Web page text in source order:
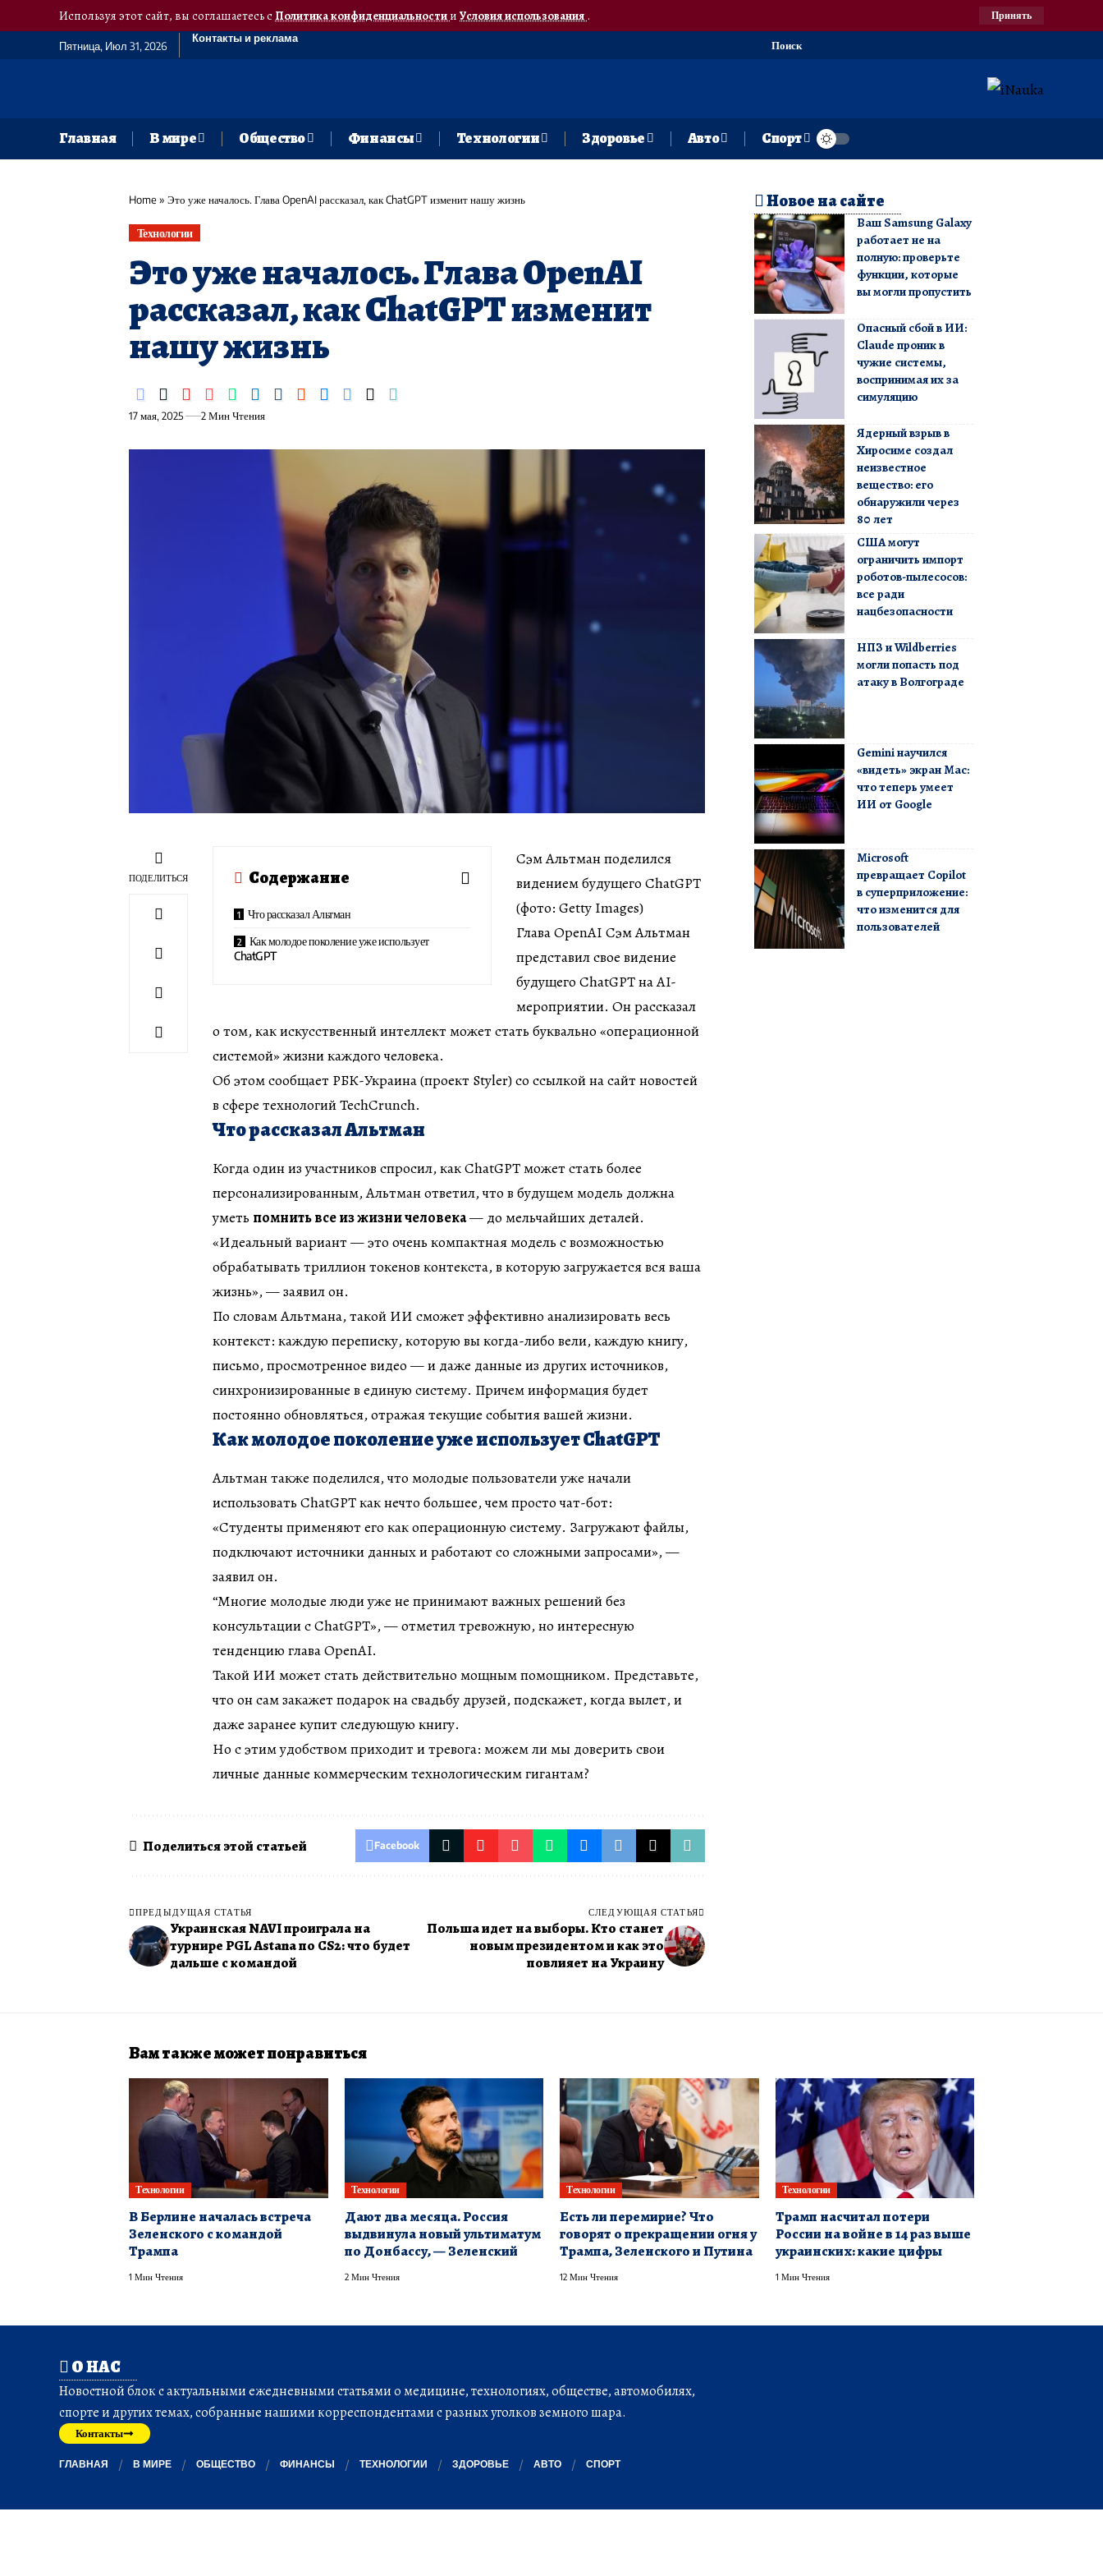
Используя этот сайт, вы соглашаетесь сПолитика конфиденциальностии Условия использования. Принять
Пятница, Июл 31, 2026
Контакты и реклама
Поиск
Главная В мире Общество Финансы Технологии Здоровье Авто Спорт
Home» Это уже началось. Глава OpenAI рассказал, как ChatGPT изменит нашу жизнь
Технологии
Это уже началось. Глава OpenAI
рассказал, как ChatGPT изменит
нашу жизнь
17 мая, 2025 2 Мин Чтения
ПОДЕЛИТЬСЯ Содержание
Что рассказал Альтман
Как молодое поколение уже использует
ChatGPT
Сэм Альтман поделился
видением будущего ChatGPT
(фото: Getty Images)
Глава OpenAI Сэм Альтман
представил свое видение
будущего ChatGPT на AI-
мероприятии. Он рассказал
о том, как искусственный интеллект может стать буквально «операционной
системой» жизни каждого человека.
Об этом сообщает РБК-Украина (проект Styler) со ссылкой на сайт новостей
в сфере технологий TechCrunch.
Что рассказал Альтман
Когда один из участников спросил, как ChatGPT может стать более
персонализированным, Альтман ответил, что в будущем модель должна
уметь помнить все из жизни человека— до мельчайших деталей.
«Идеальный вариант — это очень компактная модель с возможностью
обрабатывать триллион токенов контекста, в которую загружается вся ваша
жизнь», — заявил он.
По словам Альтмана, такой ИИ сможет эффективно анализировать весь
контекст: каждую переписку, которую вы когда-либо вели, каждую книгу,
письмо, просмотренное видео — и даже данные из других источников,
синхронизированные в единую систему. Причем информация будет
постоянно обновляться, отражая текущие события вашей жизни.
Как молодое поколение уже использует ChatGPT
Альтман также поделился, что молодые пользователи уже начали
использовать ChatGPT как нечто большее, чем просто чат-бот:
«Студенты применяют его как операционную систему. Загружают файлы,
подключают источники данных и работают со сложными запросами», —
заявил он.
“Многие молодые люди уже не принимают важных решений без
консультации с ChatGPT», — отметил тревожную, но интересную
тенденцию глава OpenAI.
Такой ИИ может стать действительно мощным помощником. Представьте,
что он сам закажет подарок на свадьбу друзей, подскажет, когда вылет, и
даже заранее купит следующую книгу.
Но с этим удобством приходит и тревога: можем ли мы доверить свои
личные данные коммерческим технологическим гигантам?
Поделиться этой статьей Facebook
ПРЕДЫДУЩАЯ СТАТЬЯ
Украинская NAVI проиграла на
турнире PGL Astana по CS2: что будет
дальше с командой
СЛЕДУЮЩАЯ СТАТЬЯ
Польша идет на выборы. Кто станет
новым президентом и как это
повлияет на Украину
Новое на сайте
Ваш Samsung Galaxy
работает не на
полную: проверьте
функции, которые
вы могли пропустить
Опасный сбой в ИИ:
Claude проник в
чужие системы,
воспринимая их за
симуляцию
Ядерный взрыв в
Хиросиме создал
неизвестное
вещество: его
обнаружили через
80 лет
США могут
ограничить импорт
роботов-пылесосов:
все ради
нацбезопасности
НПЗ и Wildberries
могли попасть под
атаку в Волгограде
Gemini научился
«видеть» экран Mac:
что теперь умеет
ИИ от Google
Microsoft
превращает Copilot
в суперприложение:
что изменится для
пользователей
Вам также может понравиться
Технологии
В Берлине началась встреча
Зеленского с командой
Трампа
1 Мин Чтения
Технологии
Дают два месяца. Россия
выдвинула новый ультиматум
по Донбассу, — Зеленский
2 Мин Чтения
Технологии
Есть ли перемирие? Что
говорят о прекращении огня у
Трампа, Зеленского и Путина
12 Мин Чтения
Технологии
Трамп насчитал потери
России на войне в 14 раз выше
украинских: какие цифры
1 Мин Чтения
О НАС
Новостной блок с актуальными ежедневными статьями о медицине, технологиях, обществе, автомобилях,
спорте и других темах, собранные нашими корреспондентами с разных уголков земного шара.
Контакты
ГЛАВНАЯ В МИРЕ ОБЩЕСТВО ФИНАНСЫ ТЕХНОЛОГИИ ЗДОРОВЬЕ АВТО СПОРТ